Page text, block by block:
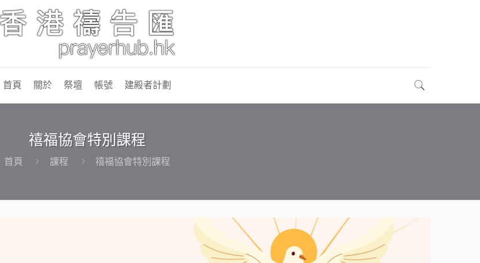
首頁 關於 祭壇 帳號 建殿者計劃
禧福協會特別課程
首頁 課程 禧福協會特別課程